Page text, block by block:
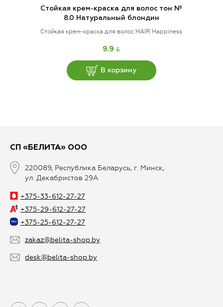
Стойкая крем-краска для волос тон №
8.0 Натуральный блондин
Стойкая крем-краска для волос HAIR Happiness
9.9 BYN
В корзину
СП «БЕЛИТА» ООО
220089, Республика Беларусь, г. Минск,
ул. Декабристов 29А
+375-33-612-27-27
+375-29-612-27-27
+375-25-612-27-27
zakaz@belita-shop.by
desk@belita-shop.by